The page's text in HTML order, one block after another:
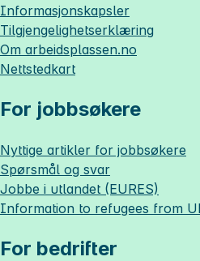
Informasjonskapsler
Tilgjengelighetserklæring
Om arbeidsplassen.no
Nettstedkart
For jobbsøkere
Nyttige artikler for jobbsøkere
Spørsmål og svar
Jobbe i utlandet (EURES)
Information to refugees from
For bedrifter